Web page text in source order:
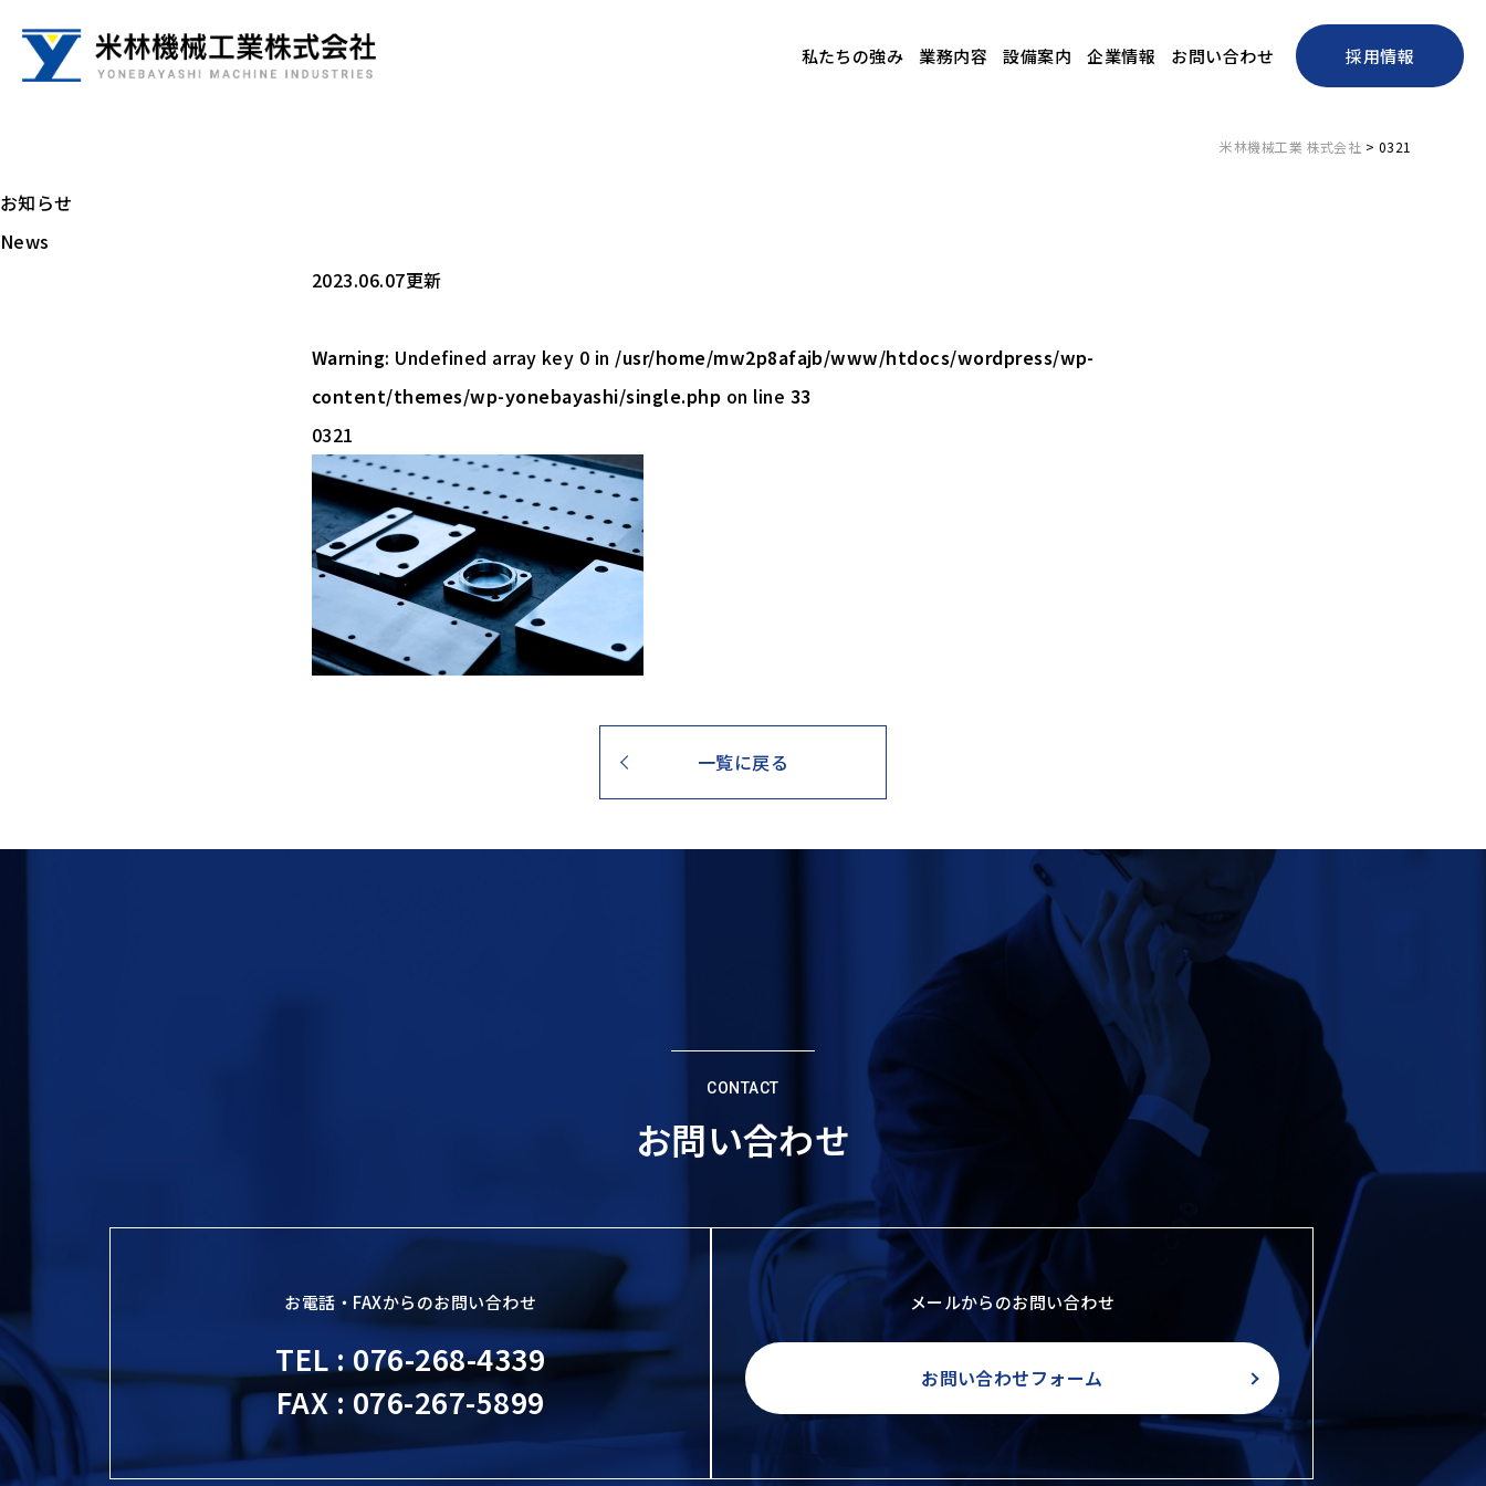
私たちの強み 業務内容 設備案内 企業情報 お問い合わせ 採用情報
米林機械工業 株式会社 > 0321
お知らせ
News
2023.06.07更新
Warning: Undefined array key 0 in /usr/home/mw2p8afajb/www/htdocs/wordpress/wp-
content/themes/wp-yonebayashi/single.php on line 33
0321
一覧に戻る
CONTACT
お問い合わせ
お電話・FAXからのお問い合わせ
TEL : 076-268-4339
FAX : 076-267-5899
メールからのお問い合わせ
お問い合わせフォーム